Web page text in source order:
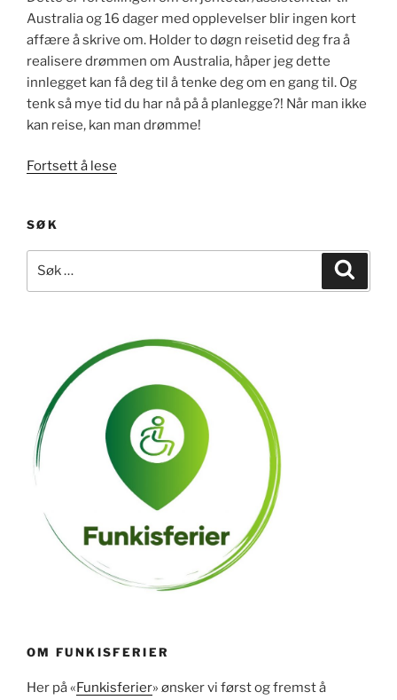
Australia og 16 dager med opplevelser blir ingen kort
affære å skrive om. Holder to døgn reisetid deg fra å
realisere drømmen om Australia, håper jeg dette
innlegget kan få deg til å tenke deg om en gang til. Og
tenk så mye tid du har nå på å planlegge?! Når man ikke
kan reise, kan man drømme!
Fortsett å lese
og
SØK
etter:
OM FUNKISFERIER
Her på «Funkisferier» ønsker vi først og fremst å